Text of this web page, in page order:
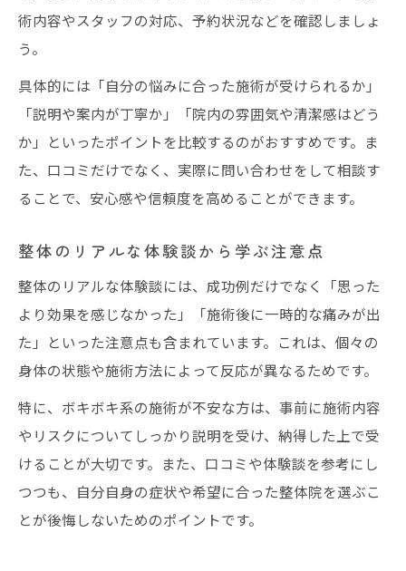
術内容やスタッフの対応、予約状況などを確認しましょ
う。
具体的には「自分の悩みに合った施術が受けられるか」
「説明や案内が丁寧か」「院内の雰囲気や清潔感はどう
か」といったポイントを比較するのがおすすめです。ま
た、口コミだけでなく、実際に問い合わせをして相談す
ることで、安心感や信頼度を高めることができます。
整体のリアルな体験談から学ぶ注意点
整体のリアルな体験談には、成功例だけでなく「思った
より効果を感じなかった」「施術後に一時的な痛みが出
た」といった注意点も含まれています。これは、個々の
身体の状態や施術方法によって反応が異なるためです。
特に、ボキボキ系の施術が不安な方は、事前に施術内容
やリスクについてしっかり説明を受け、納得した上で受
けることが大切です。また、口コミや体験談を参考にし
つつも、自分自身の症状や希望に合った整体院を選ぶこ
とが後悔しないためのポイントです。